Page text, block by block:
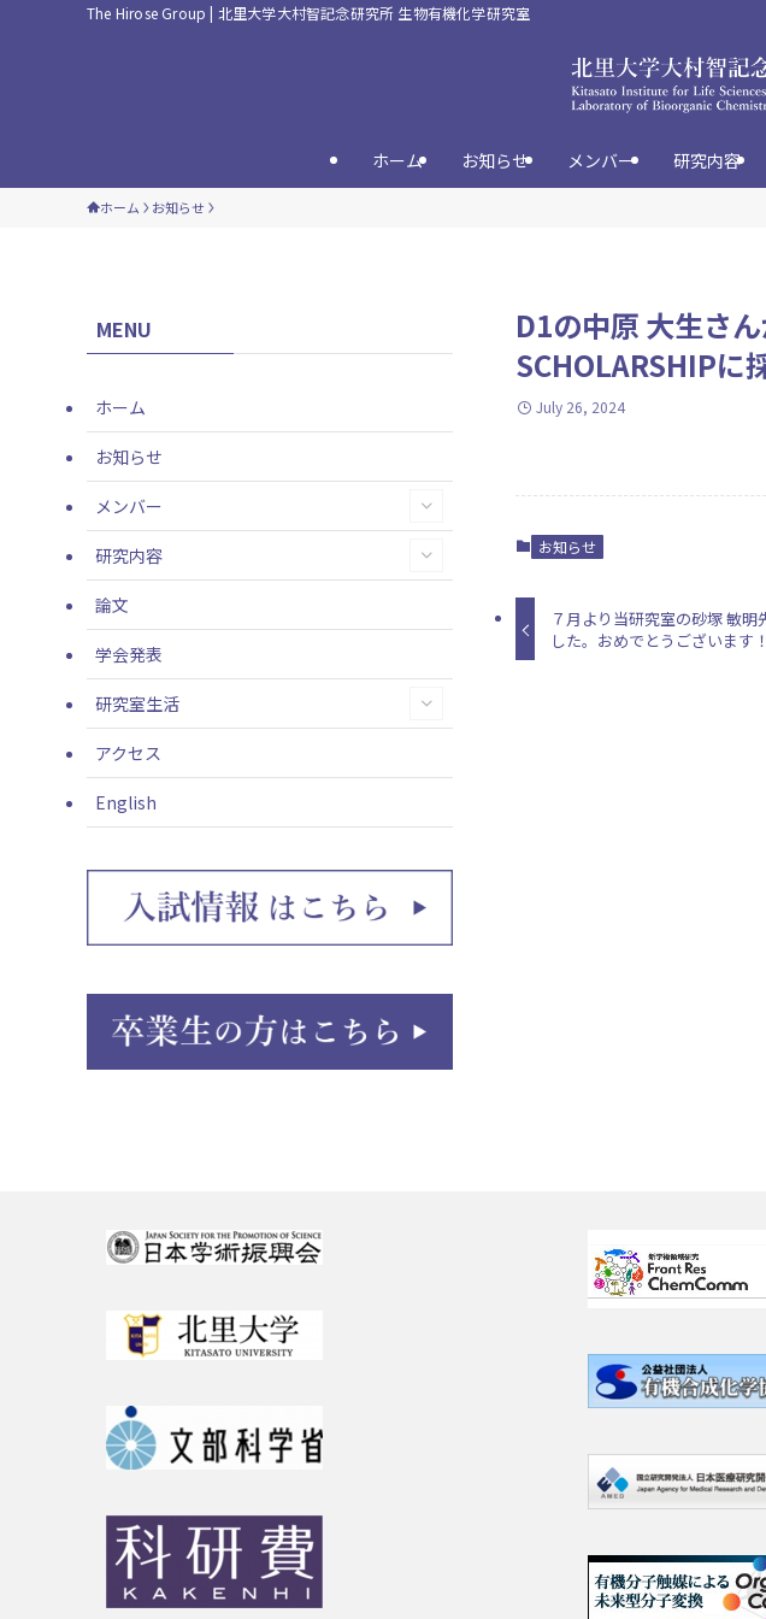
The Hirose Group | 北里大学大村智記念研究所 生物有機化学研究室
ホーム お知らせ メンバー 研究内容
ホーム お知らせ
D1の中原 大生さ
SCHOLARSHIPに
July 26, 2024
お知らせ
７月より当研究室の砂塚 敏
した。おめでとうございます！
MENU
ホーム
お知らせ
メンバー
研究内容
論文
学会発表
研究室生活
アクセス
English